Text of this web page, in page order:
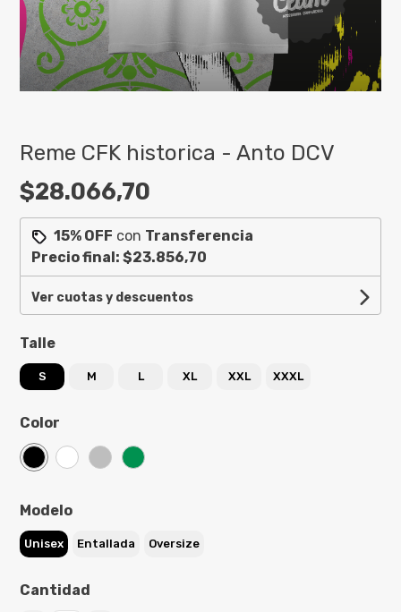
Reme CFK historica - Anto DCV
$28.066,70
15% OFF con Transferencia
Precio final:$23.856,70
Ver cuotas y descuentos
Talle
S M L XL XXL XXXL
Color
Modelo
Unisex Entallada Oversize
Cantidad